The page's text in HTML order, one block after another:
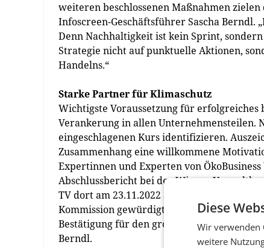
weiteren beschlossenen Maßnahmen
Infoscreen-Geschäftsführer Sascha Berndl.
Denn Nachhaltigkeit ist kein Sprint,
Strategie nicht auf punktuelle Aktionen,
Handelns.“
Starke Partner für Klimaschutz
Wichtigste Voraussetzung für
Verankerung in allen Unternehmensteilen.
eingeschlagenen Kurs identifizieren.
Zusammenhang eine willkommene
Expertinnen und Experten von
Abschlussbericht bei der Wiener
TV dort am 23.11.2022 auch persönlich.
Kommission gewürdigt und wir als
Bestätigung für den großartigen Einsatz
Berndl.
Diese
Wir verwenden
weitere